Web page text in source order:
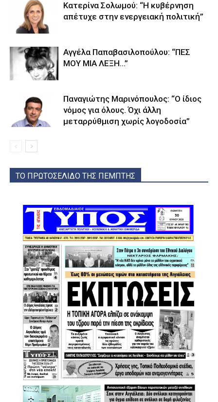
Κατερίνα Σολωμού: “Η κυβέρνηση
απέτυχε στην ενεργειακή πολιτική”
Αγγέλα Παπαβασιλοπούλου: “ΠΕΣ
ΜΟΥ ΜΙΑ ΛΕΞΗ…”
Παναγιώτης Μαρινόπουλος: “Ο ίδιος
νόμος για όλους. Όχι άλλη
μεταρρύθμιση χωρίς λογοδοσία”
ΤΟ ΠΡΩΤΟΣΕΛΙΔΟ ΤΗΣ ΠΕΜΠΤΗΣ